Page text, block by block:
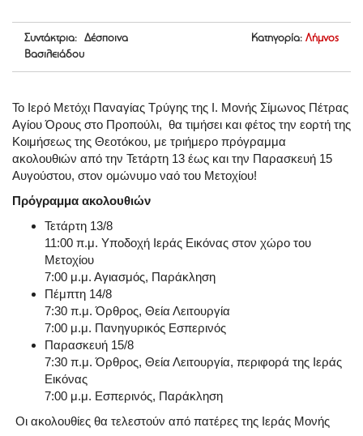
Συντάκτρια: Δέσποινα
Βασιλειάδου
Κατηγορία: Λήμνος
Το Ιερό Μετόχι Παναγίας Τρύγης της Ι. Μονής Σίμωνος Πέτρας
Αγίου Όρους στο Προπούλι, θα τιμήσει και φέτος την εορτή της
Κοιμήσεως της Θεοτόκου, με τριήμερο πρόγραμμα
ακολουθιών από την Τετάρτη 13 έως και την Παρασκευή 15
Αυγούστου, στον ομώνυμο ναό του Μετοχίου!
Πρόγραμμα ακολουθιών
Τετάρτη 13/8
11:00 π.μ. Υποδοχή Ιεράς Εικόνας στον χώρο του
Μετοχίου
7:00 μ.μ. Αγιασμός, Παράκληση
Πέμπτη 14/8
7:30 π.μ. Όρθρος, Θεία Λειτουργία
7:00 μ.μ. Πανηγυρικός Εσπερινός
Παρασκευή 15/8
7:30 π.μ. Όρθρος, Θεία Λειτουργία, περιφορά της Ιεράς
Εικόνας
7:00 μ.μ. Εσπερινός, Παράκληση
Οι ακολουθίες θα τελεστούν από πατέρες της Ιεράς Μονής